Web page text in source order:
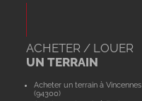
ACHETER / LOUER
UN TERRAIN
Acheter un terrain à Vincennes
(94300)